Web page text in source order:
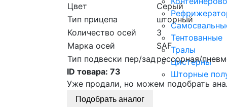
Тентованные
Тралы
Цистерны
Шторные
Грузовики
Цвет
Серый
Тип прицепа
шторный
Количество осей
3
Марка осей
SAF
Тип подвески пер/зад рессорная/
ID товара: 73
Уже продали, но можем подобрать
Подобрать аналог